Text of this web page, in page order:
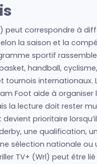
peut correspondre à
la saison et la
sportif
handball,
tournois internationaux.
Foot aide à organiser
la lecture doit rester
devient prioritaire
une qualification, un
sélection nationale ou
TV+ (Wrl) peut être